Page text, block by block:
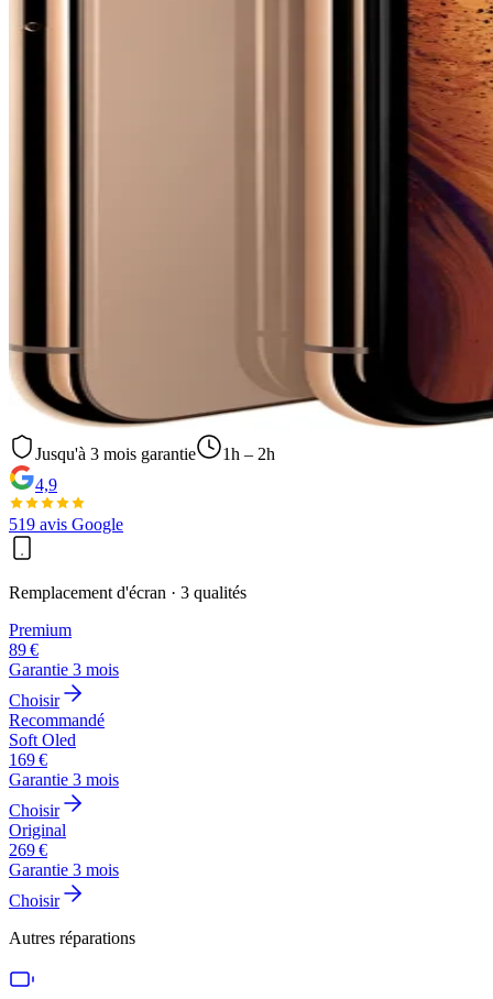
Jusqu'à 3 mois garantie
1h – 2h
4,9
519 avis Google
Remplacement d'écran · 3 qualités
Premium
89€
Garantie 3 mois
Choisir
Recommandé
Soft Oled
169€
Garantie 3 mois
Choisir
Original
269€
Garantie 3 mois
Choisir
Autres réparations